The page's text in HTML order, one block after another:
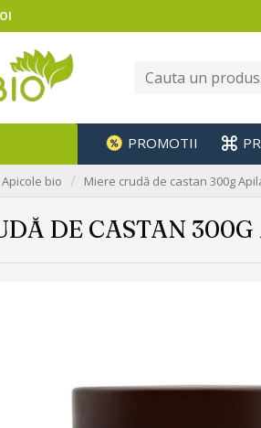
PROMOTII
Apicole bio Miere crudă de castan 300g
DE CASTAN